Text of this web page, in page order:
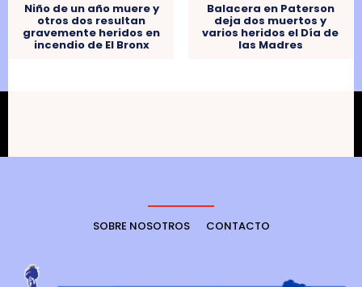
Niño de un año muere y
otros dos resultan
gravemente heridos en
incendio de El Bronx
Balacera en Paterson
deja dos muertos y
varios heridos el Día de
las Madres
SOBRE NOSOTROS CONTACTO